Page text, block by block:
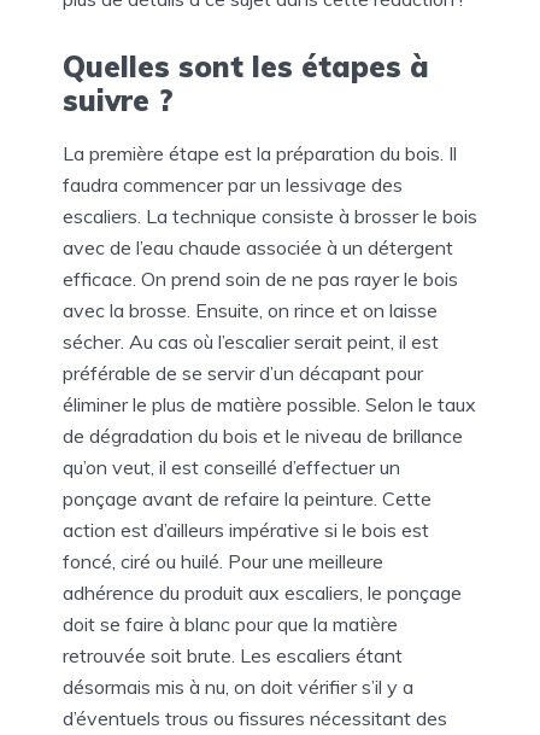
Quelles sont les étapes à
suivre ?
La première étape est la préparation du bois. Il
faudra commencer par un lessivage des
escaliers. La technique consiste à brosser le bois
avec de l’eau chaude associée à un détergent
efficace. On prend soin de ne pas rayer le bois
avec la brosse. Ensuite, on rince et on laisse
sécher. Au cas où l’escalier serait peint, il est
préférable de se servir d’un décapant pour
éliminer le plus de matière possible. Selon le taux
de dégradation du bois et le niveau de brillance
qu’on veut, il est conseillé d’effectuer un
ponçage avant de refaire la peinture. Cette
action est d’ailleurs impérative si le bois est
foncé, ciré ou huilé. Pour une meilleure
adhérence du produit aux escaliers, le ponçage
doit se faire à blanc pour que la matière
retrouvée soit brute. Les escaliers étant
désormais mis à nu, on doit vérifier s’il y a
d’éventuels trous ou fissures nécessitant des